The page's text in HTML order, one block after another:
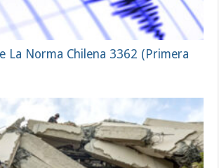
La Norma Chilena 3362 (Primera